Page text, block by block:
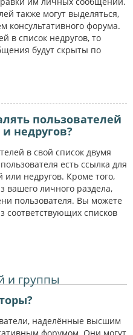
также могут выделяться,
консультативного форума.
в список недругов, то
будут скрыты по
пользователей
недругов?
в свой список двумя
есть ссылка для
или недругов. Кроме того,
вашего личного раздела,
пользователя. Вы можете
соответствующих списков
и группы
наделённые высшим
форумом. Они могут